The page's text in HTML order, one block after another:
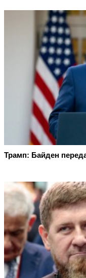
Трамп: Байден